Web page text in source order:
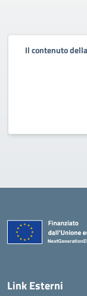
Il contenuto
Link Esterni